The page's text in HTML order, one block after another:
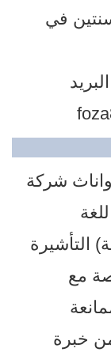
في
البريد
شركة
التأشيرة
مع
خبرة